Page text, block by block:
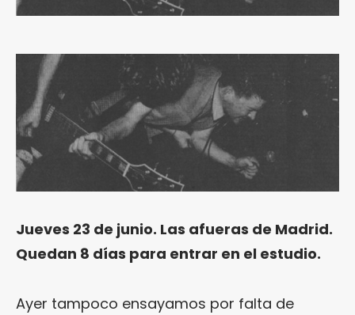
Jueves 23 de junio. Las afueras de Madrid.
Quedan 8 días para entrar en el estudio.
Ayer tampoco ensayamos por falta de